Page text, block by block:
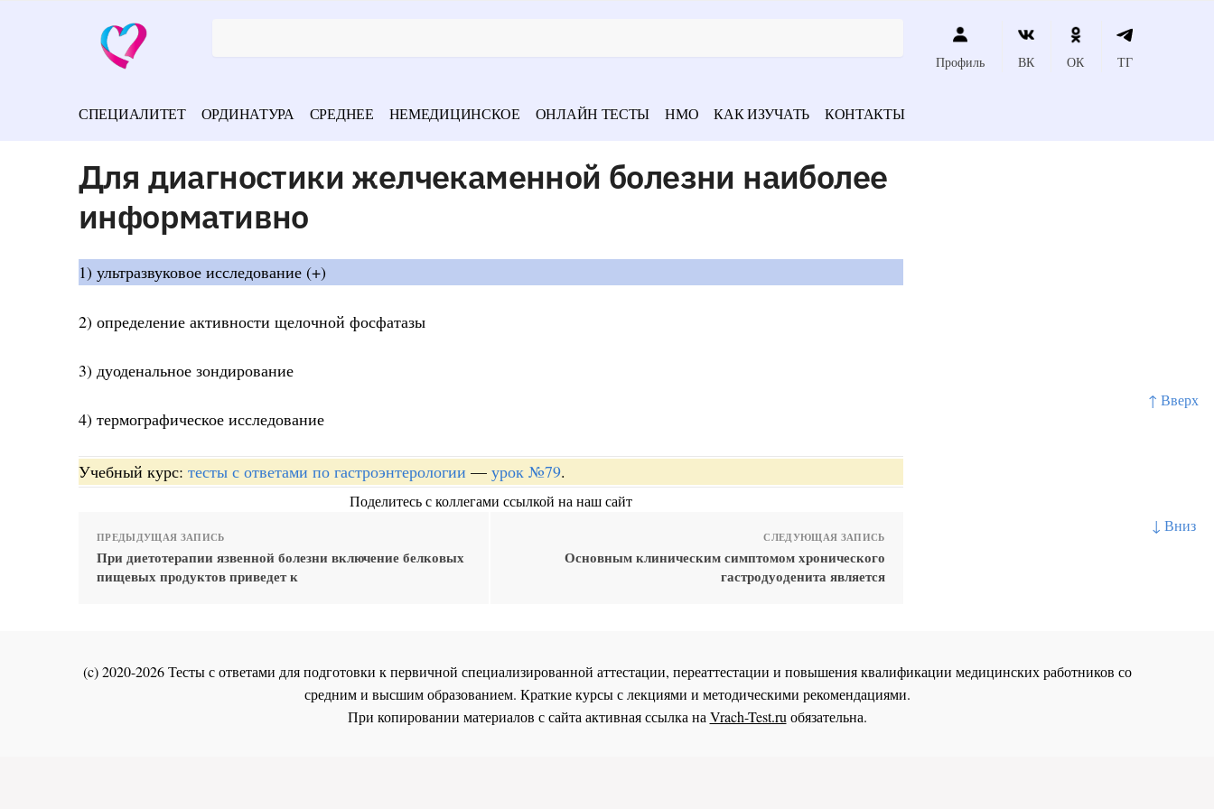
↑ Вверх
↓ Вниз
Профиль ВК ОК ТГ
СПЕЦИАЛИТЕТ ОРДИНАТУРА СРЕДНЕЕ НЕМЕДИЦИНСКОЕ ОНЛАЙН ТЕСТЫ НМО КАК ИЗУЧАТЬ КОНТАКТЫ
Для диагностики желчекаменной болезни наиболее
информативно
1) ультразвуковое исследование (+)
2) определение активности щелочной фосфатазы
3) дуоденальное зондирование
4) термографическое исследование
Учебный курс: тесты с ответами по гастроэнтерологии — урок №79.
Поделитесь с коллегами ссылкой на наш сайт
ПРЕДЫДУЩАЯ ЗАПИСЬ
При диетотерапии язвенной болезни включение белковых
пищевых продуктов приведет к
СЛЕДУЮЩАЯ ЗАПИСЬ
Основным клиническим симптомом хронического
гастродуоденита является
(c) 2020-2026 Тесты с ответами для подготовки к первичной специализированной аттестации, переаттестации и повышения квалификации медицинских работников со
средним и высшим образованием. Краткие курсы с лекциями и методическими рекомендациями.
При копировании материалов с сайта активная ссылка на Vrach-Test.ru обязательна.